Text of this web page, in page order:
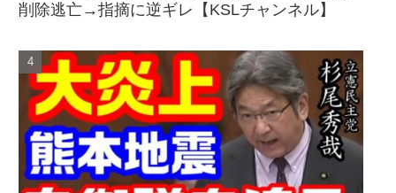
削除逃亡→指摘に逆ギレ【KSLチャンネル】